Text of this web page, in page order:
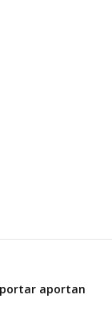
aportan